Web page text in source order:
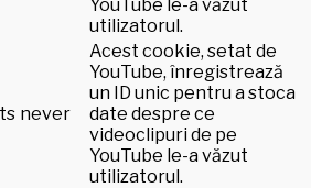
YouTube le-a văzut
utilizatorul.
never
Acest cookie, setat de
YouTube, înregistrează
un ID unic pentru a stoca
date despre ce
videoclipuri de pe
YouTube le-a văzut
utilizatorul.